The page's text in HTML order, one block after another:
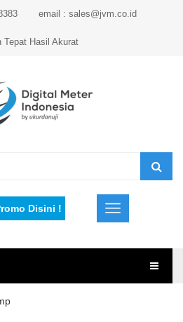
email : sales@jvm.co.id
Tepat Hasil Akurat
Disini !